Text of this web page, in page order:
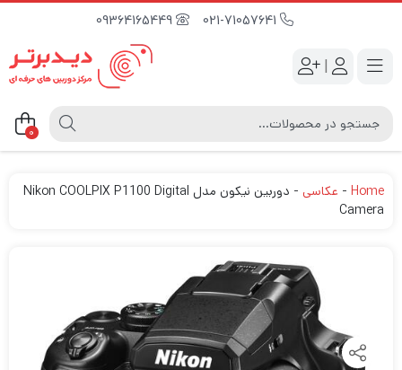
09364165449
|
0
Home
- عکاسی -
دوربین نیکون مدل Nikon COOLPIX P1100 Digital
Camera